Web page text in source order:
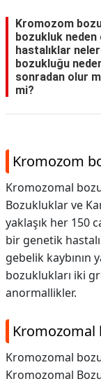
Kromozom
bozukluk neden
hastalıklar
bozukluğu
sonradan olur
mi?
Kromozom
Kromozomal
Bozukluklar ve
yaklaşık her 150
bir genetik
gebelik kaybının
bozuklukları iki
anormallikler.
Kromozomal
Kromozomal
Kromozomal